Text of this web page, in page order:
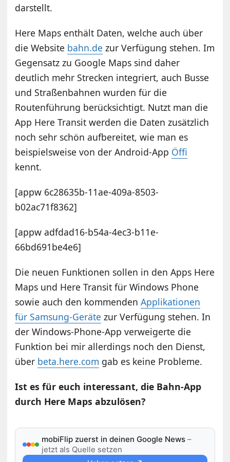
darstellt.
Here Maps enthält Daten, welche auch über
die Website bahn.de zur Verfügung stehen. Im
Gegensatz zu Google Maps sind daher
deutlich mehr Strecken integriert, auch Busse
und Straßenbahnen wurden für die
Routenführung berücksichtigt. Nutzt man die
App Here Transit werden die Daten zusätzlich
noch sehr schön aufbereitet, wie man es
beispielsweise von der Android-App Öffi
kennt.
[appw 6c28635b-11ae-409a-8503-
b02ac71f8362]
[appw adfdad16-b54a-4ec3-b11e-
66bd691be4e6]
Die neuen Funktionen sollen in den Apps Here
Maps und Here Transit für Windows Phone
sowie auch den kommendenApplikationen
für Samsung-Geräte zur Verfügung stehen. In
der Windows-Phone-App verweigerte die
Funktion bei mir allerdings noch den Dienst,
über beta.here.com gab es keine Probleme.
Ist es für euch interessant, die Bahn-App
durch Here Maps abzulösen?
mobiFlip zuerst in deinen Google News –
jetzt als Quelle setzen